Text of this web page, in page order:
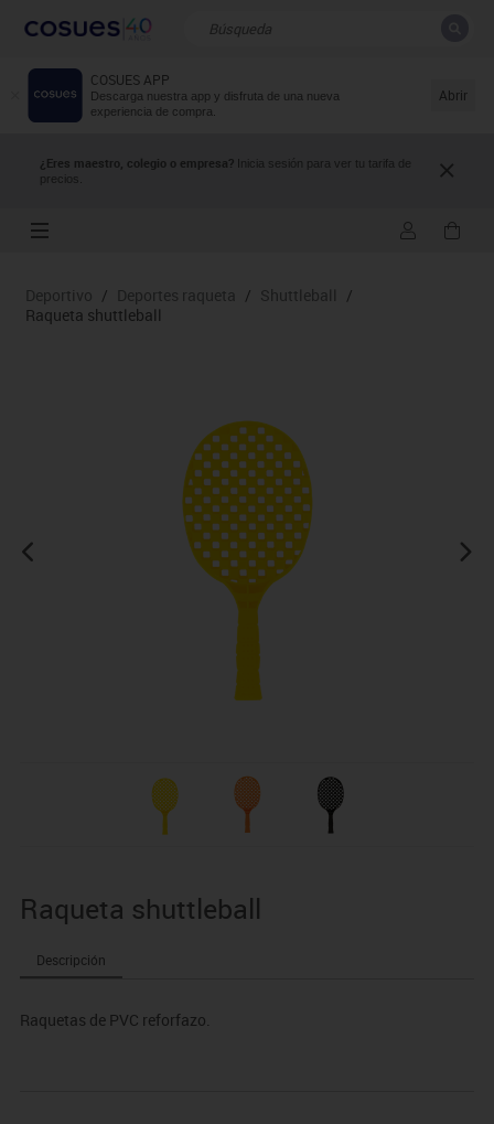
COSUES APP
Descarga nuestra app y disfruta de una nueva
experiencia de compra.
Abrir
¿Eres maestro, colegio o empresa? Inicia sesión para ver tu tarifa de
precios.
Resultados de la búsqueda
Deportivo / Deportes raqueta / Shuttleball
/
Raqueta shuttleball
Raqueta shuttleball
Descripción
Raquetas de PVC reforfazo.